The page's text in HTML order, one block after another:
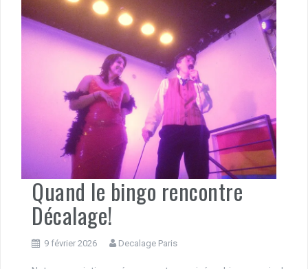
Quand le bingo rencontre
Décalage!
9 février 2026 Decalage Paris